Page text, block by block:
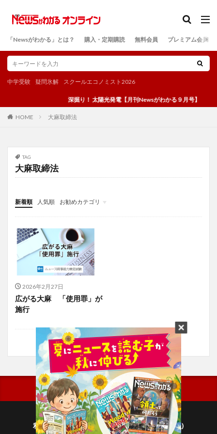
「Newsがわかる」とは？ 購入・定期購読 無料会員 プレミアム会員
中学受験 疑問氷解 スクールエコノミスト2026
深掘り！ 太陽光発電【月刊Newsがわかる９月号】
HOME 大麻取締法
TAG
大麻取締法
新着順 人気順
お勧めカテゴリ
投稿
学び
マンガ
電子書籍
2026年2月27日
広がる大麻 「使用罪」が
施行
利用規約
プライバシーポリシー(毎日新聞出版)
検索